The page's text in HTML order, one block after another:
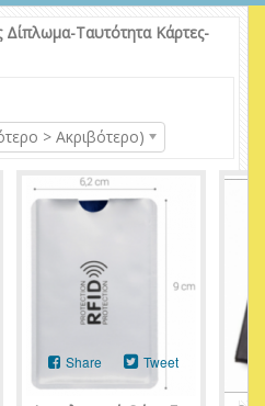
Εγγραφή
Δίπλωμα-Ταυτότητα Κάρτες-
> Ακριβότερο)
Share Tweet